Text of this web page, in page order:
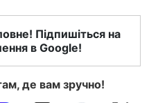
Підпишіться на
в Google!
де вам зручно!